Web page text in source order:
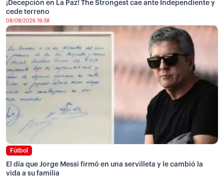
¡Decepción en La Paz! The Strongest cae ante Independiente y
cede terreno
08/08/2026 19:38
Fútbol
El día que Jorge Messi firmó en una servilleta y le cambió la
vida a su familia